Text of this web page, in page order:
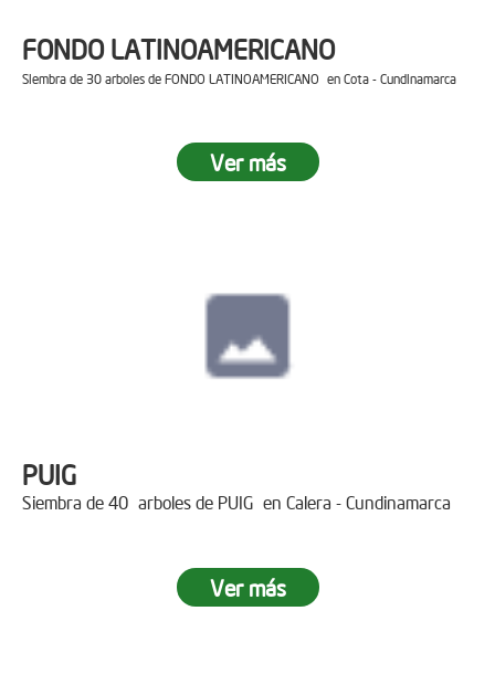
FONDO LATINOAMERICANO
Siembra de 30 arboles de FONDO LATINOAMERICANO en Cota - Cundinamarca
Ver más
PUIG
Siembra de 40 arboles de PUIG en Calera - Cundinamarca
Ver más